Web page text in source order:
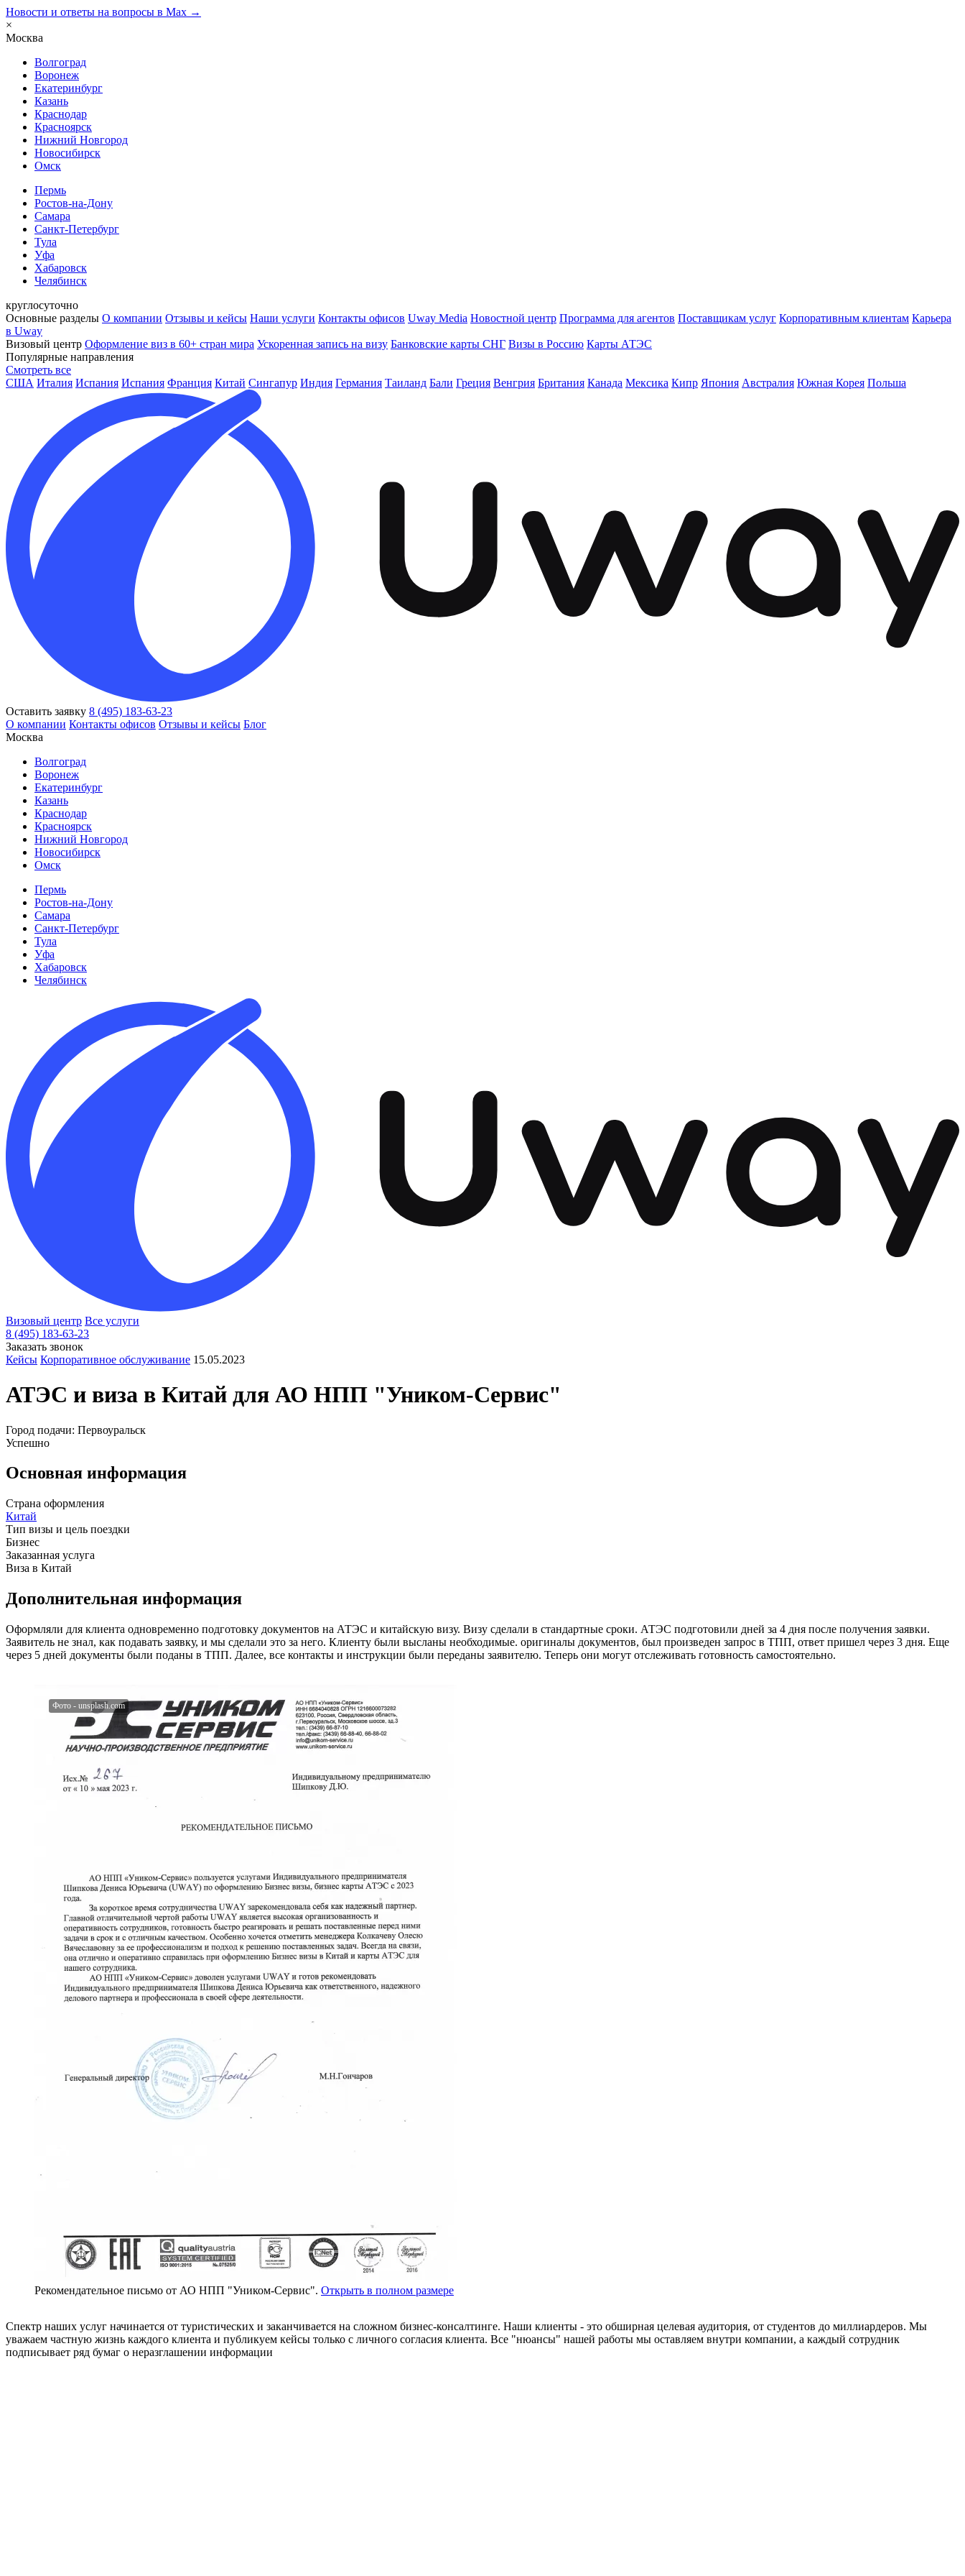
Новости и ответы на вопросы в Max →
×
Москва
Волгоград
Воронеж
Екатеринбург
Казань
Краснодар
Красноярск
Нижний Новгород
Новосибирск
Омск
Пермь
Ростов-на-Дону
Самара
Санкт-Петербург
Тула
Уфа
Хабаровск
Челябинск
круглосуточно
Основные разделы О компании Отзывы и кейсы Наши услуги Контакты офисов Uway Media Новостной центр Программа для агентов Поставщикам услуг Корпоративным клиентам Карьера
в Uway
Визовый центр Оформление виз в 60+ стран мира Ускоренная запись на визу Банковские карты СНГ Визы в Россию Карты АТЭС
Популярные направления
Смотреть все
США Италия Испания Испания Франция Китай Сингапур Индия Германия Таиланд Бали Греция Венгрия Британия Канада Мексика Кипр Япония Австралия Южная Корея Польша
Оставить заявку 8 (495) 183-63-23
О компании Контакты офисов Отзывы и кейсы Блог
Москва
Волгоград
Воронеж
Екатеринбург
Казань
Краснодар
Красноярск
Нижний Новгород
Новосибирск
Омск
Пермь
Ростов-на-Дону
Самара
Санкт-Петербург
Тула
Уфа
Хабаровск
Челябинск
Визовый центр Все услуги
8 (495) 183-63-23
Заказать звонок
Кейсы Корпоративное обслуживание 15.05.2023
АТЭС и виза в Китай для АО НПП "Уником-Сервис"
Город подачи: Первоуральск
Успешно
Основная информация
Страна оформления
Китай
Тип визы и цель поездки
Бизнес
Заказанная услуга
Виза в Китай
Дополнительная информация
Оформляли для клиента одновременно подготовку документов на АТЭС и китайскую визу. Визу сделали в стандартные сроки. АТЭС подготовили дней за 4 дня после получения заявки.
Заявитель не знал, как подавать заявку, и мы сделали это за него. Клиенту были высланы необходимые. оригиналы документов, был произведен запрос в ТПП, ответ пришел через 3 дня. Еще
через 5 дней документы были поданы в ТПП. Далее, все контакты и инструкции были переданы заявителю. Теперь они могут отслеживать готовность самостоятельно.
Рекомендательное письмо от АО НПП "Уником-Сервис". Открыть в полном размере
Спектр наших услуг начинается от туристических и заканчивается на сложном бизнес-консалтинге. Наши клиенты - это обширная целевая аудитория, от студентов до миллиардеров. Мы
уважаем частную жизнь каждого клиента и публикуем кейсы только с личного согласия клиента. Все "нюансы" нашей работы мы оставляем внутри компании, а каждый сотрудник
подписывает ряд бумаг о неразглашении информации